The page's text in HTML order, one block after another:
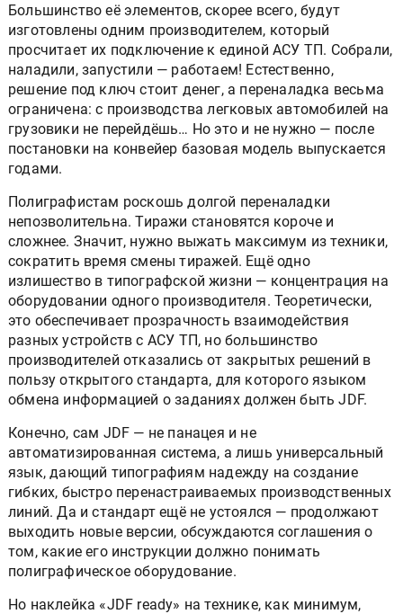
Большинство её элементов, скорее всего, будут
изготовлены одним производителем, который
просчитает их подключение к единой АСУ ТП. Собрали,
наладили, запустили — работаем! Естественно,
решение под ключ стоит денег, а переналадка весьма
ограничена: с производства легковых автомобилей на
грузовики не перейдёшь… Но это и не нужно — после
постановки на конвейер базовая модель выпускается
годами.
Полиграфистам роскошь долгой переналадки
непозволительна. Тиражи становятся короче и
сложнее. Значит, нужно выжать максимум из техники,
сократить время смены тиражей. Ещё одно
излишество в типографской жизни — концентрация на
оборудовании одного производителя. Теоретически,
это обеспечивает прозрачность взаимодействия
разных устройств с АСУ ТП, но большинство
производителей отказались от закрытых решений в
пользу открытого стандарта, для которого языком
обмена информацией о заданиях должен быть JDF.
Конечно, сам JDF — не панацея и не
автоматизированная система, а лишь универсальный
язык, дающий типографиям надежду на создание
гибких, быстро перенастраиваемых производственных
линий. Да и стандарт ещё не устоялся — продолжают
выходить новые версии, обсуждаются соглашения о
том, какие его инструкции должно понимать
полиграфическое оборудование.
Но наклейка «JDF ready» на технике, как минимум,